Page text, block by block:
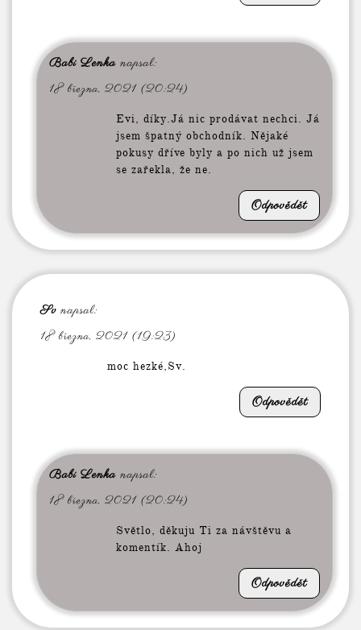
Babi Lenka napsal:
18 března, 2021 (20:24)
Evi, díky.Já nic prodávat nechci. Já
jsem špatný obchodník. Nějaké
pokusy dříve byly a po nich už jsem
se zařekla, že ne.
Odpovědět
Sv napsal:
18 března, 2021 (19:23)
moc hezké,Sv.
Odpovědět
Babi Lenka napsal:
18 března, 2021 (20:24)
Světlo, děkuju Ti za návštěvu a
komentík. Ahoj
Odpovědět